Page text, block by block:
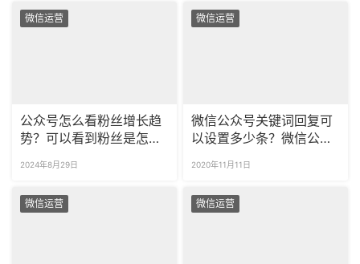
微信运营
公众号怎么看粉丝增长趋
势？可以看到粉丝是怎么
2024年8月29日
微信运营
微信公众号关键词回复可
以设置多少条？微信公众
设置？
2020年11月11日
微信运营 微信运营